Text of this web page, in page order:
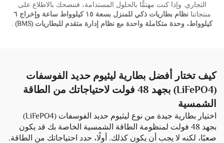
التجاري. وإذا كنت مهتمًّا بالحلول المستدامة، فننصحك بالاطلاع على
منتجاتنا
نظام بطاريات ذكي للمنزل بسعة ١٥ كيلوواط ساعة وإخراج ٦
كيلوواط، وحدة متكاملة واحدة مع نظام إدارة متقدم للبطاريات (BMS)
.
كيف تختار أفضل بطارية ليثيوم حديد الفوسفات
(LiFePO4) بجهد 48 فولت لاحتياجاتك من الطاقة
الشمسية
اختيار بطارية جيدة من نوع ليثيوم حديد الفوسفات (LiFePO4)
بجهد 48 فولت لمنظومة الطاقة الشمسية الخاصة بك قد يكون
صعبًا، لكنه لا يجب أن يكون كذلك. أولًا، حدد احتياجاتك من الطاقة.